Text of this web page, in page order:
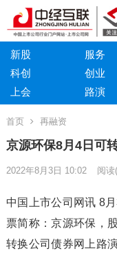
新股 服务
科创
创业
上会
路演
首页 再融资
京源环保8月4日可
2022年8月3日 10:02 阅读
中国上市公司网讯 8
票简称：京源环保，
转换公司债券网上路